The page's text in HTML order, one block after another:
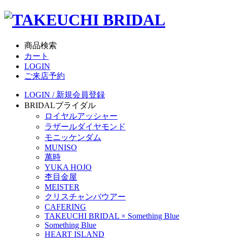
商品検索
カート
LOGIN
ご来店予約
LOGIN / 新規会員登録
BRIDALブライダル
ロイヤルアッシャー
ラザールダイヤモンド
モニッケンダム
MUNISO
萬時
YUKA HOJO
杢目金屋
MEISTER
クリスチャンバウアー
CAFERING
TAKEUCHI BRIDAL × Something Blue
Something Blue
HEART ISLAND